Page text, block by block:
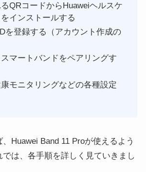
QRコードからHuaweiヘルスケ
インストールする
を登録する（アカウント作成の
マートバンドをペアリングす
モニタリングなどの各種設定
Huawei Band 11 Proが使えるよう
は、各手順を詳しく見ていきまし